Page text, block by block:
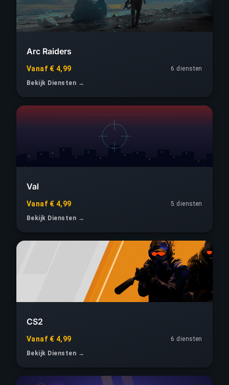
Arc Raiders
Vanaf € 4,99
6 diensten
Bekijk Diensten →
Val
Vanaf € 4,99
5 diensten
Bekijk Diensten →
CS2
Vanaf € 4,99
6 diensten
Bekijk Diensten →